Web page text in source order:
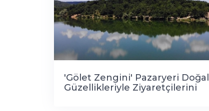
'Gölet Zengini' Pazaryeri Doğal
Güzellikleriyle Ziyaretçilerini